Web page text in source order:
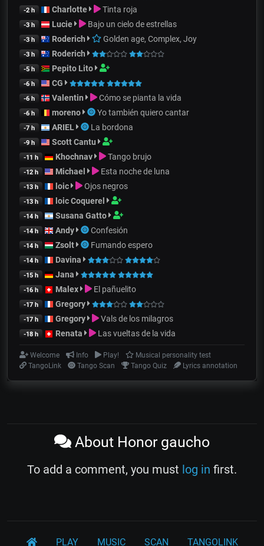
-2 h Charlotte Tinta roja
-3 h Lucie Bajo un cielo de estrellas
-3 h Roderich Golden age, Complex, Joy
-3 h Roderich
-5 h Pepito Lito
-6 h CG
-6 h Valentin Cómo se pianta la vida
-6 h moreno Yo también quiero cantar
-7 h ARIEL La bordona
-9 h Scott Cantu
-11 h Khochnav Tango brujo
-12 h Michael Esta noche de luna
-13 h loic Ojos negros
-13 h loic Coquerel
-14 h Susana Gatto
-14 h Andy Confesión
-14 h Zsolt Fumando espero
-14 h Davina
-15 h Jana
-16 h Malex El pañuelito
-17 h Gregory
-17 h Gregory Vals de los milagros
-18 h Renata Las vueltas de la vida
Welcome Info Play!
Musical personality test
TangoLink
Tango Scan Tango Quiz Lyrics annotation
About Honor gaucho
To add a comment, you must log in first.
PLAY MUSIC SCAN TANGOLINK